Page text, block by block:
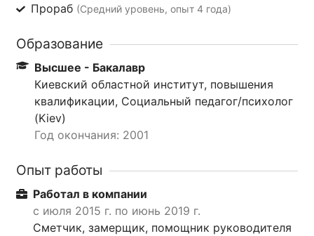
Прораб (Средний уровень, опыт 4 года)
Образование
Высшее - Бакалавр
Киевский областной институт, повышения
квалификации, Социальный педагог/психолог
(Kiev)
Год окончания: 2001
Опыт работы
Работал в компании
с июля 2015 г. по июнь 2019 г.
Сметчик, замерщик, помощник руководителя